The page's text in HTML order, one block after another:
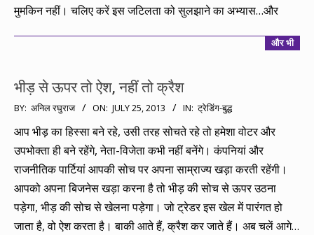
मुमकिन नहीं। चलिए करें इस जटिलता को सुलझाने का अभ्यास…और
और भी
भीड़ से ऊपर तो ऐश, नहीं तो क्रैश
2013-
BY: अनिल रघुराज ON: JULY 25, 2013 IN: ट्रेडिंग-बुद्ध
आप भीड़ का हिस्सा बने रहे, उसी तरह सोचते रहे तो हमेशा वोटर और
उपभोक्ता ही बने रहेंगे, नेता-विजेता कभी नहीं बनेंगे। कंपनियां और
राजनीतिक पार्टियां आपकी सोच पर अपना साम्राज्य खड़ा करती रहेंगी।
आपको अपना बिजनेस खड़ा करना है तो भीड़ की सोच से ऊपर उठना
पड़ेगा, भीड़ की सोच से खेलना पड़ेगा। जो ट्रेडर इस खेल में पारंगत हो
जाता है, वो ऐश करता है। बाकी आते हैं, क्रैश कर जाते हैं। अब चलें आगे…